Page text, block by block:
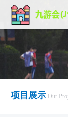
项目展示 Our